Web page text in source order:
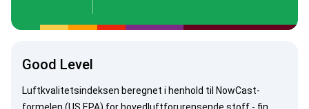
Good Level
Luftkvalitetsindeksen beregnet i henhold til NowCast-